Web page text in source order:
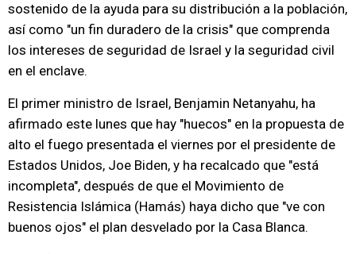
sostenido de la ayuda para su distribución a la población,
así como "un fin duradero de la crisis" que comprenda
los intereses de seguridad de Israel y la seguridad civil
en el enclave.
El primer ministro de Israel, Benjamin Netanyahu, ha
afirmado este lunes que hay "huecos" en la propuesta de
alto el fuego presentada el viernes por el presidente de
Estados Unidos, Joe Biden, y ha recalcado que "está
incompleta", después de que el Movimiento de
Resistencia Islámica (Hamás) haya dicho que "ve con
buenos ojos" el plan desvelado por la Casa Blanca.